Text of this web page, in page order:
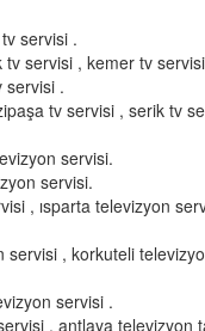
servisi .
servisi , kemer tv
servisi .
tv servisi , serik tv
servisi.
servisi.
, ısparta televizyon
, korkuteli
servisi .
, antlaya televizyon